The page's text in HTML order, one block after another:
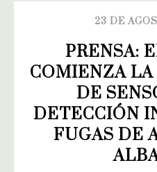
23 DE
PRENSA:
COMIENZA
DE
DETECCIÓN
FUGAS DE